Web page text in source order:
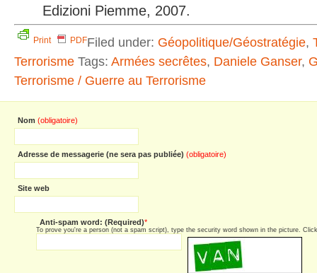
Edizioni Piemme, 2007.
Print PDFFiled under: Géopolitique/Géostratégie,
Terrorisme Tags: Armées secrêtes, Daniele Ganser,
Terrorisme / Guerre au Terrorisme
Nom (obligatoire)
Adresse de messagerie (ne sera pas publiée) (obligatoire)
Site web
Anti-spam word: (Required)*
To prove you're a person (not a spam script), type the security word shown in the picture.